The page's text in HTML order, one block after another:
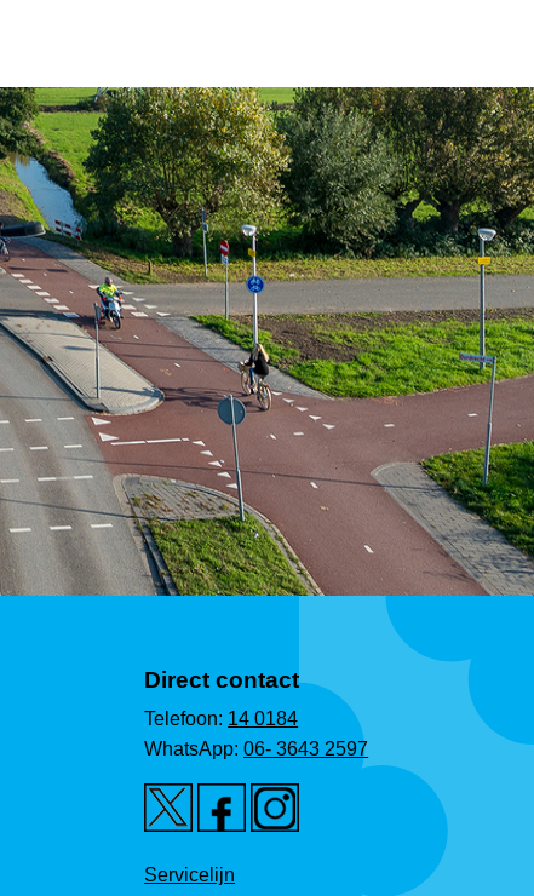
Direct contact
Telefoon: 14 0184
WhatsApp:06- 3643 2597
Servicelijn